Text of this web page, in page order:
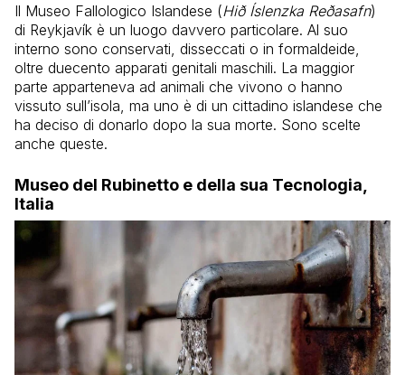
Il Museo Fallologico Islandese (Hið Íslenzka Reðasafn)
di Reykjavík è un luogo davvero particolare. Al suo
interno sono conservati, disseccati o in formaldeide,
oltre duecento apparati genitali maschili. La maggior
parte apparteneva ad animali che vivono o hanno
vissuto sull’isola, ma uno è di un cittadino islandese che
ha deciso di donarlo dopo la sua morte. Sono scelte
anche queste.
Museo del Rubinetto e della sua Tecnologia,
Italia